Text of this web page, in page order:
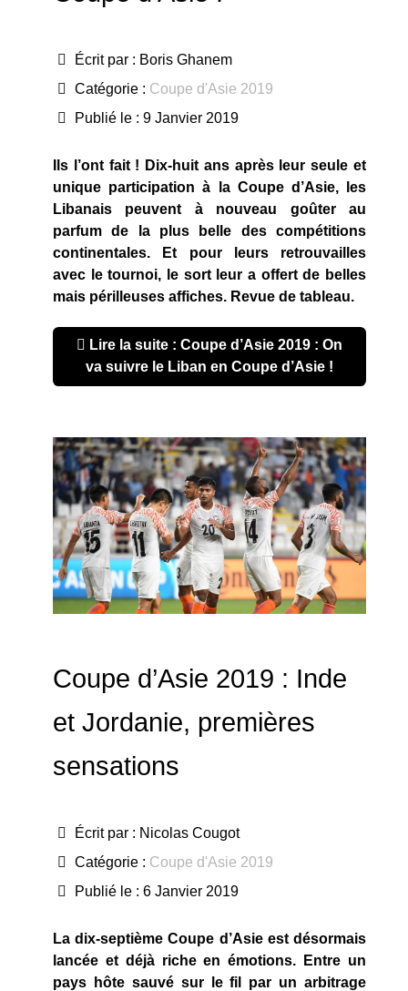
Écrit par : Boris Ghanem
Catégorie : Coupe d'Asie 2019
Publié le : 9 Janvier 2019
Ils l’ont fait ! Dix-huit ans après leur seule et
unique participation à la Coupe d’Asie, les
Libanais peuvent à nouveau goûter au
parfum de la plus belle des compétitions
continentales. Et pour leurs retrouvailles
avec le tournoi, le sort leur a offert de belles
mais périlleuses affiches. Revue de tableau.
Lire la suite : Coupe d’Asie 2019 : On
va suivre le Liban en Coupe d’Asie !
Coupe d’Asie 2019 : Inde
et Jordanie, premières
sensations
Écrit par : Nicolas Cougot
Catégorie : Coupe d'Asie 2019
Publié le : 6 Janvier 2019
La dix-septième Coupe d’Asie est désormais
lancée et déjà riche en émotions. Entre un
pays hôte sauvé sur le fil par un arbitrage